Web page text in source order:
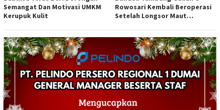
Semangat Dan Motivasi UMKM
Kerupuk Kulit
Rowosari Kembali Beroperasi
Setelah Longsor Maut